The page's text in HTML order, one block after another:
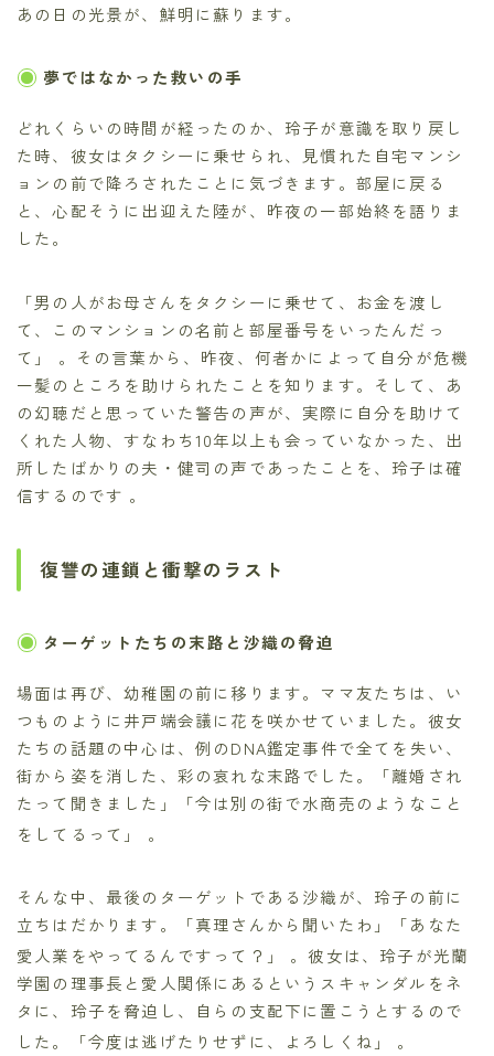
あの日の光景が、鮮明に蘇ります。
夢ではなかった救いの手
どれくらいの時間が経ったのか、玲子が意識を取り戻し
た時、彼女はタクシーに乗せられ、見慣れた自宅マンシ
ョンの前で降ろされたことに気づきます。部屋に戻る
と、心配そうに出迎えた陸が、昨夜の一部始終を語りま
した。
「男の人がお母さんをタクシーに乗せて、お金を渡し
て、このマンションの名前と部屋番号をいったんだっ
て」 。その言葉から、昨夜、何者かによって自分が危機
一髪のところを助けられたことを知ります。そして、あ
の幻聴だと思っていた警告の声が、実際に自分を助けて
くれた人物、すなわち10年以上も会っていなかった、出
所したばかりの夫・健司の声であったことを、玲子は確
信するのです 。
復讐の連鎖と衝撃のラスト
ターゲットたちの末路と沙織の脅迫
場面は再び、幼稚園の前に移ります。ママ友たちは、い
つものように井戸端会議に花を咲かせていました。彼女
たちの話題の中心は、例のDNA鑑定事件で全てを失い、
街から姿を消した、彩の哀れな末路でした。「離婚され
たって聞きました」「今は別の街で水商売のようなこと
をしてるって」 。
そんな中、最後のターゲットである沙織が、玲子の前に
立ちはだかります。「真理さんから聞いたわ」「あなた
愛人業をやってるんですって？」 。彼女は、玲子が光蘭
学園の理事長と愛人関係にあるというスキャンダルをネ
タに、玲子を脅迫し、自らの支配下に置こうとするので
した。「今度は逃げたりせずに、よろしくね」 。